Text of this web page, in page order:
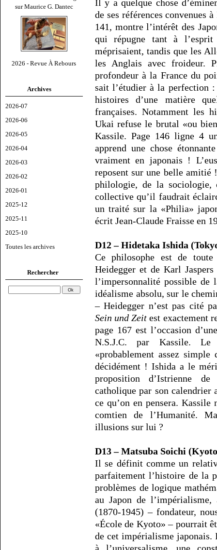
sur Maurice G. Dantec
2026 - Revue À Rebours
Archives
2026-07
2026-06
2026-05
2026-04
2026-03
2026-02
2026-01
2025-12
2025-11
2025-10
Toutes les archives
Rechercher
Il y a quelque chose
de ses références convenues
141, montre l’intérêt des
qui répugne tant à
méprisaient, tandis que les
les Anglais avec froideur.
profondeur à la France du
sait l’étudier à la perfection
histoires d’une matière
françaises. Notamment les
Ukai refuse le brutal «ou
Kassile. Page 146 ligne 4
apprend une chose
vraiment en japonais !
reposent sur une belle amitié
philologie, de la
collective qu’il faudrait
un traité sur la «Philia»
écrit Jean-Claude Fraisse en
D12 – Hidetaka Ishida
Ce philosophe est de
Heidegger et de Karl
l’impersonnalité possible de
idéalisme absolu, sur le
– Heidegger n’est pas cité
Sein und Zeit est exactement
page 167 est l’occasion
N.S.J.C. par Kassile.
«probablement assez
décidément ! Ishida a le
proposition d’Istrienne
catholique par son calendrier
ce qu’on en pensera.
comtien de l’Humanité.
illusions sur lui ?
D13 – Matsuba Soichi
Il se définit comme un
parfaitement l’histoire de la
problèmes de logique
au Japon de
(1870-1945) – fondateur,
«École de Kyoto» – pourrait
de cet impérialisme japonais.